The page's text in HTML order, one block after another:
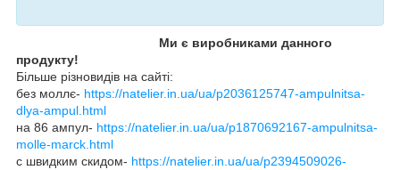
Ми є виробниками данного
продукту!
Більше різновидів на сайті:
без моллє- https://natelier.in.ua/ua/p2036125747-ampulnitsa-
dlya-ampul.html
на 86 ампул- https://natelier.in.ua/ua/p1870692167-ampulnitsa-
molle-marck.html
с швидким скидом- https://natelier.in.ua/ua/p2394509026-